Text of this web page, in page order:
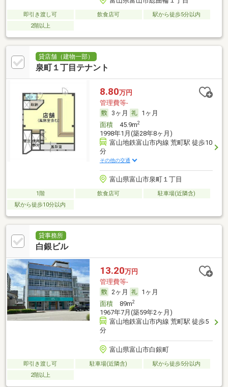
即引き渡し可 飲食店可
駅から徒歩5分以内
2階以上
貸店舗（建物一部）
泉町１丁目テナント
8.80万円
管理費等-
3ヶ月
1ヶ月
面積45.9m2
1998年1月(築28年8ヶ月)
富山地鉄富山市内線 荒町駅 徒歩10
分
その他の交通
富山県富山市泉町１丁目
1階 飲食店可
駐車場(近隣含)
駅から徒歩10分以内
貸事務所
白銀ビル
13.20万円
管理費等-
2ヶ月
1ヶ月
面積89m2
1967年7月(築59年2ヶ月)
富山地鉄富山市内線 荒町駅 徒歩5
分
富山県富山市白銀町
即引き渡し可 駐車場(近隣含)
駅から徒歩5分以内
2階以上